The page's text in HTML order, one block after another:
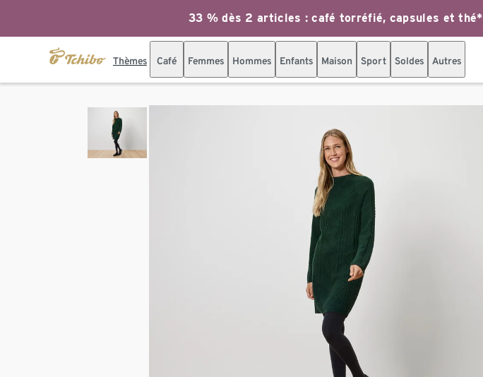
33 % dès 2 articles : café torréfié, capsules et thé*
Thèmes Café Femmes Hommes Enfants Maison Sport Soldes Autres